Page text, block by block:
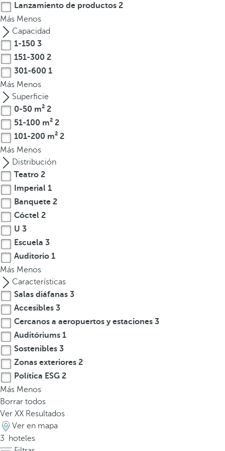
t
e
r
e
,
p
u
e
d
e
s
p
u
l
s
r
l
a
t
e
c
l
a
d
e
l
e
c
h
a
h
a
c
i
Lanzamiento de productos 2
Más Menos
Capacidad
1-150 3
151-300 2
301-600 1
Más Menos
Superficie
0-50 m² 2
51-100 m² 2
101-200 m² 2
Más Menos
Distribución
Teatro 2
Imperial 1
Banquete 2
Cóctel 2
U 3
Escuela 3
Auditorio 1
Más Menos
Características
Salas diáfanas 3
Accesibles 3
Cercanos a aeropuertos y estaciones 3
Auditóriums 1
Sostenibles 3
Zonas exteriores 2
Política ESG 2
Más Menos
Borrar todos
Ver XX Resultados
Ver en mapa
3
hoteles